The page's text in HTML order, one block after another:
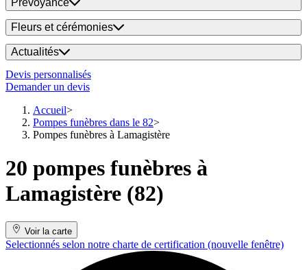
Prévoyance
Fleurs et cérémonies
Actualités
Devis personnalisés
Demander un devis
Accueil
Pompes funèbres dans le 82
Pompes funèbres à Lamagistère
20 pompes funèbres à
Lamagistère (82)
Voir la carte
Selectionnés selon notre charte de certification (nouvelle fenêtre)